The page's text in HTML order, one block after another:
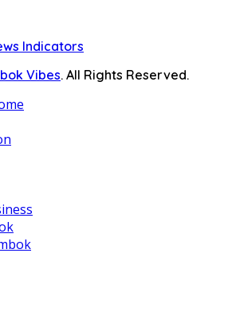
Indicators
Vibes. All Rights Reserved.